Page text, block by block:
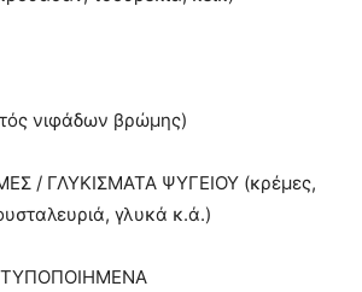
νιφάδων βρώμης)
/ ΓΛΥΚΙΣΜΑΤΑ ΨΥΓΕΙΟΥ (κρέμες,
γλυκά κ.ά.)